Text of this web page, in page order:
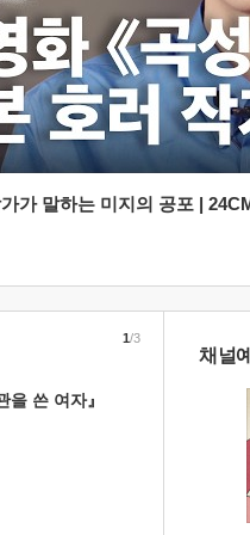
가 말하는 미지의 공포 |
을 쓴 여자』
1/3
채널